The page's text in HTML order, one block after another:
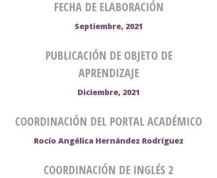
FECHA DE ELABORACIÓN
Septiembre, 2021
PUBLICACIÓN DE OBJETO DE
APRENDIZAJE
Diciembre, 2021
COORDINACIÓN DEL PORTAL ACADÉMICO
Rocío Angélica Hernández Rodríguez
COORDINACIÓN DE INGLÉS 2